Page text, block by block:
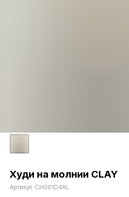
Худи на молнии CLAY
Артикул: CH001D4XL